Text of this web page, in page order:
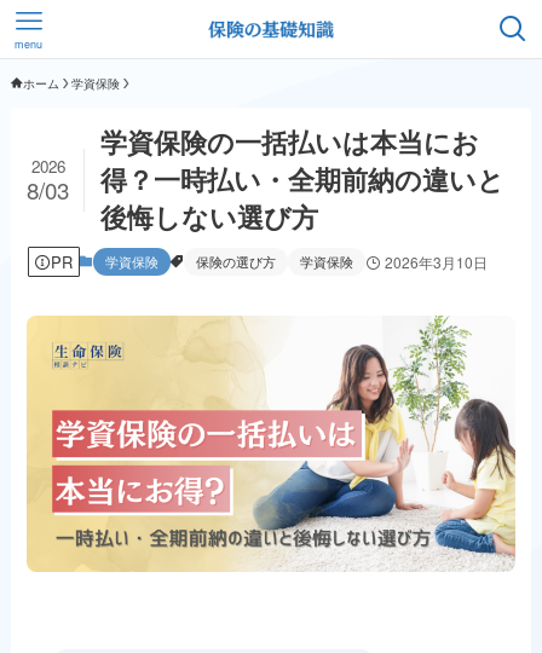
menu
ホーム 学資保険
学資保険の一括払いは本当にお
得？一時払い・全期前納の違いと
後悔しない選び方
2026
8/03
PR 学資保険 保険の選び方 学資保険 2026年3月10日